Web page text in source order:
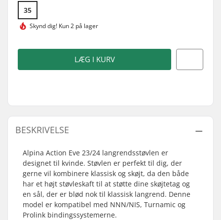
35
Skynd dig! Kun 2 på lager
LÆG I KURV
BESKRIVELSE
Alpina Action Eve 23/24 langrendsstøvlen er
designet til kvinde. Støvlen er perfekt til dig, der
gerne vil kombinere klassisk og skøjt, da den både
har et højt støvleskaft til at støtte dine skøjtetag og
en sål, der er blød nok til klassisk langrend. Denne
model er kompatibel med NNN/NIS, Turnamic og
Prolink bindingssystemerne.